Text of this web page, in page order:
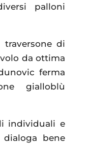
palloni
traversone di
da ottima
ferma
gialloblù
individuali e
bene